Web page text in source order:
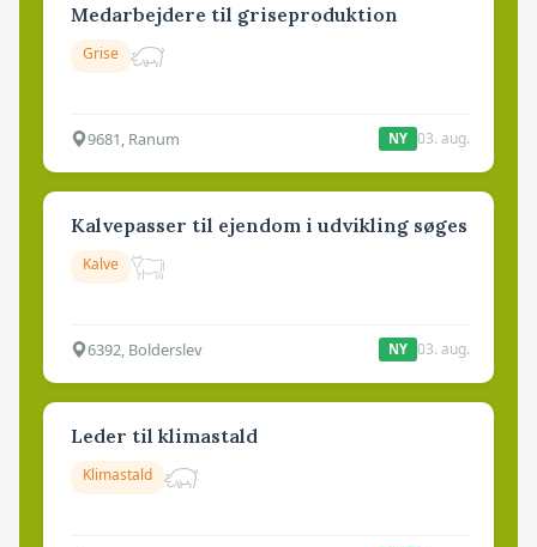
Medarbejdere til griseproduktion
Grise
9681, Ranum NY 03. aug.
Kalvepasser til ejendom i udvikling søges
Kalve
6392, Bolderslev NY 03. aug.
Leder til klimastald
Klimastald